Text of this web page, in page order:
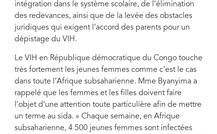
intégration dans le système scolaire, de l’élimination
des redevances, ainsi que de la levée des obstacles
juridiques qui exigent l’accord des parents pour un
dépistage du VIH.
Le VIH en République démocratique du Congo touche
très fortement les jeunes femmes comme c’est le cas
dans toute l’Afrique subsaharienne. Mme Byanyima a
rappelé que les femmes et les filles doivent faire
l’objet d’une attention toute particulière afin de mettre
un terme au sida. « Chaque semaine, en Afrique
subsaharienne, 4 500 jeunes femmes sont infectées